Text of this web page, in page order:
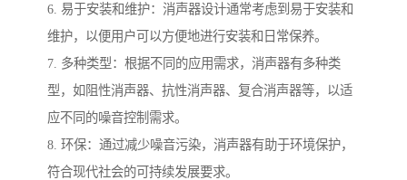
6. 易于安装和维护：消声器设计通常考虑到易于安装和
维护，以便用户可以方便地进行安装和日常保养。
7. 多种类型：根据不同的应用需求，消声器有多种类
型，如阻性消声器、抗性消声器、复合消声器等，以适
应不同的噪音控制需求。
8. 环保：通过减少噪音污染，消声器有助于环境保护，
符合现代社会的可持续发展要求。